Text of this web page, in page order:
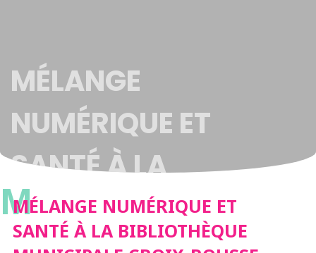
MÉLANGE
NUMÉRIQUE ET
SANTÉ À LA
BIBLIOTHÈQUE
M
MÉLANGE NUMÉRIQUE ET
SANTÉ À LA BIBLIOTHÈQUE